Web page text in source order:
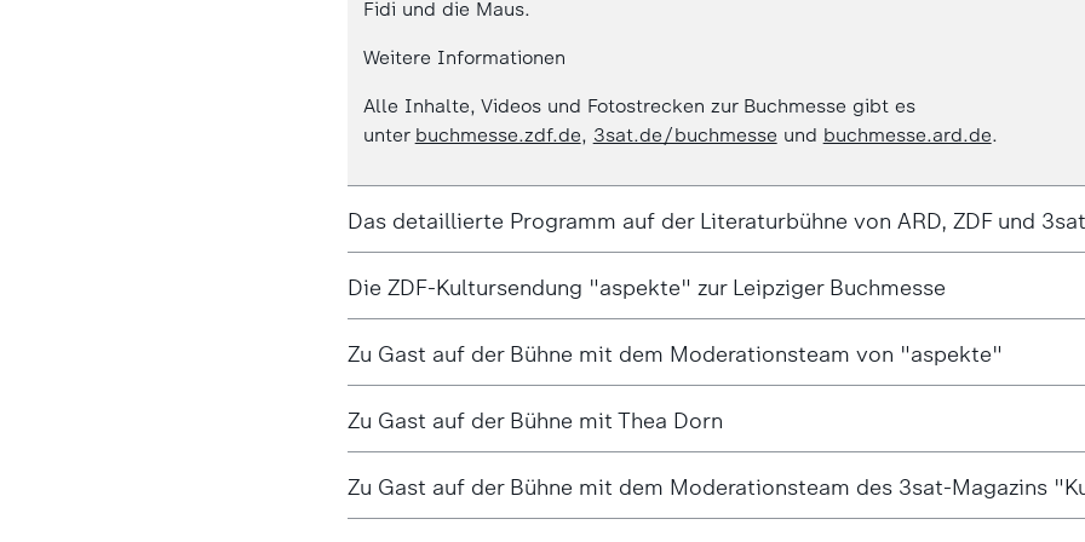
Fidi und die Maus.
Weitere Informationen
Alle Inhalte, Videos und Fotostrecken zur Buchmesse gibt es
unter buchmesse.zdf.de, 3sat.de/buchmesse und buchmesse.ard.de.
Das detaillierte Programm auf der Literaturbühne von ARD, ZDF und 3sat
Die ZDF-Kultursendung "aspekte" zur Leipziger Buchmesse
Zu Gast auf der Bühne mit dem Moderationsteam von "aspekte"
Zu Gast auf der Bühne mit Thea Dorn
Zu Gast auf der Bühne mit dem Moderationsteam des 3sat-Magazins